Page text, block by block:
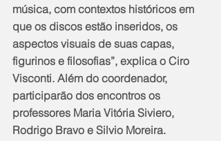
música, com contextos históricos em
que os discos estão inseridos, os
aspectos visuais de suas capas,
figurinos e filosofias”, explica o Ciro
Visconti. Além do coordenador,
participarão dos encontros os
professores Maria Vitória Siviero,
Rodrigo Bravo e Silvio Moreira.